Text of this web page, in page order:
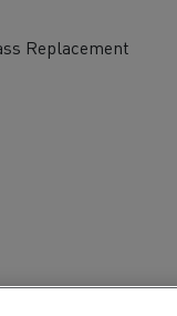
Replacement